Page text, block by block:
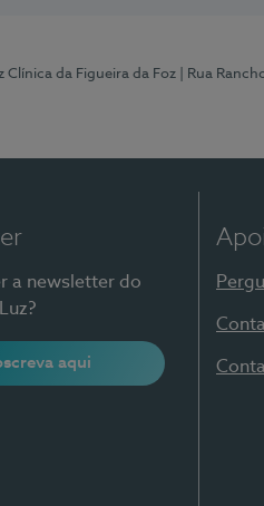
Clínica da Figueira da Foz | Rua
a newsletter do
aqui